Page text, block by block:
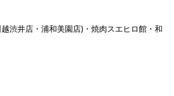
渋井店・浦和美園店)・焼肉スエヒロ館・和